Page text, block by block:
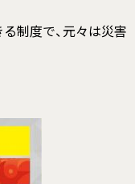
制度で、元々は災害